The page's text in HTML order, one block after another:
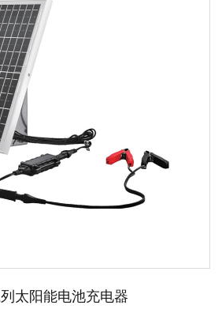
参数：
脑控制技术。 ●单相、便携式、
。 ●充电/发动机启动/发电机检查
/指示灯。 ●过热保护。 ●所有铅胶
和铅酸电池的短路保护。 配件齐全： ...
阅读更多
列太阳能电池充电器